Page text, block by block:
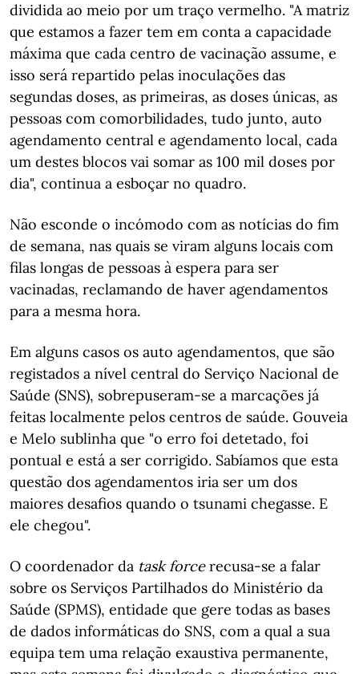
dividida ao meio por um traço vermelho. "A matriz
que estamos a fazer tem em conta a capacidade
máxima que cada centro de vacinação assume, e
isso será repartido pelas inoculações das
segundas doses, as primeiras, as doses únicas, as
pessoas com comorbilidades, tudo junto, auto
agendamento central e agendamento local, cada
um destes blocos vai somar as 100 mil doses por
dia", continua a esboçar no quadro.
Não esconde o incómodo com as notícias do fim
de semana, nas quais se viram alguns locais com
filas longas de pessoas à espera para ser
vacinadas, reclamando de haver agendamentos
para a mesma hora.
Em alguns casos os auto agendamentos, que são
registados a nível central do Serviço Nacional de
Saúde (SNS), sobrepuseram-se a marcações já
feitas localmente pelos centros de saúde. Gouveia
e Melo sublinha que "o erro foi detetado, foi
pontual e está a ser corrigido. Sabíamos que esta
questão dos agendamentos iria ser um dos
maiores desafios quando o tsunami chegasse. E
ele chegou".
O coordenador da task forcerecusa-se a falar
sobre os Serviços Partilhados do Ministério da
Saúde (SPMS), entidade que gere todas as bases
de dados informáticas do SNS, com a qual a sua
equipa tem uma relação exaustiva permanente,